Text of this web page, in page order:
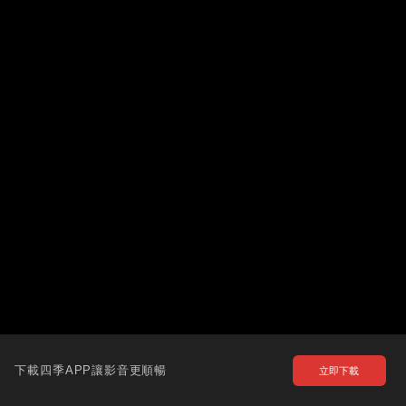
下載四季APP讓影音更順暢 立即下載